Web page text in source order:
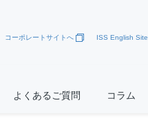
コーポレートサイトへ ISS English Site
よくあるご質問 コラム